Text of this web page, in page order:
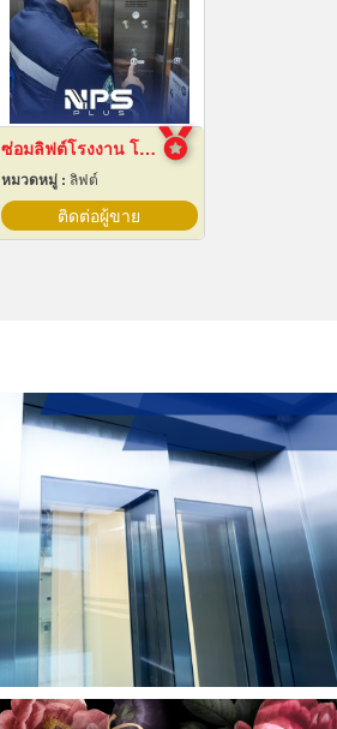
ซ่อมลิฟต์โรงงาน โกดัง
หมวดหมู่ : ลิฟต์
ติดต่อผู้ขาย